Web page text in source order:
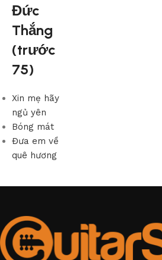
Đức
Thắng
(trước
75)
Xin mẹ hãy
ngủ yên
Bóng mát
Đưa em về
quê hương